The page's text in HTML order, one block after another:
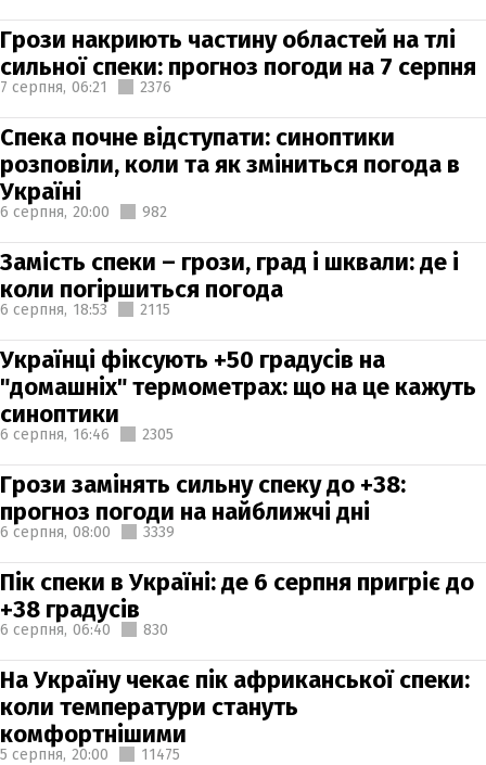
Грози накриють частину областей на тлі
сильної спеки: прогноз погоди на 7 серпня
7 серпня, 06:21 2376
Спека почне відступати: синоптики
розповіли, коли та як зміниться погода в
Україні
6 серпня, 20:00 982
Замість спеки – грози, град і шквали: де і
коли погіршиться погода
6 серпня, 18:53 2115
Українці фіксують +50 градусів на
"домашніх" термометрах: що на це кажуть
синоптики
6 серпня, 16:46 2305
Грози замінять сильну спеку до +38:
прогноз погоди на найближчі дні
6 серпня, 08:00 3339
Пік спеки в Україні: де 6 серпня пригріє до
+38 градусів
6 серпня, 06:40 830
На Україну чекає пік африканської спеки:
коли температури стануть
комфортнішими
5 серпня, 20:00 11475